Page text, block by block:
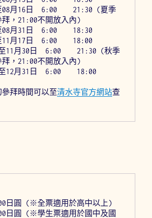
08月16日  6:00    21:30 (夏季
拜，21:00不開放入內)
08月31日  6:00    18:30
11月17日  6:00    18:00
拜，21:00不開放入內)
12月31日  6:00    18:00
參拜時間可以至清水寺官方網站查
日圓 (※全票適用於高中以上)
日圓 (※學生票適用於國中及國